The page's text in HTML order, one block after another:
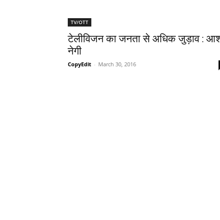
TV/OTT
टेलीविजन का जनता से अधिक जुड़ाव :
नेगी
CopyEdit - March 30, 2016